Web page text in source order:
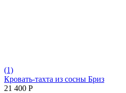
(1)
Кровать-тахта из сосны Бриз
21 400 Р